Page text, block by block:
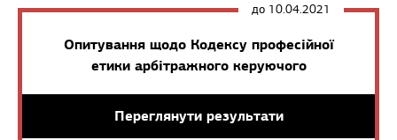
до 10.04.2021
Опитування щодо Кодексу професійної
етики арбітражного керуючого
Переглянути результати